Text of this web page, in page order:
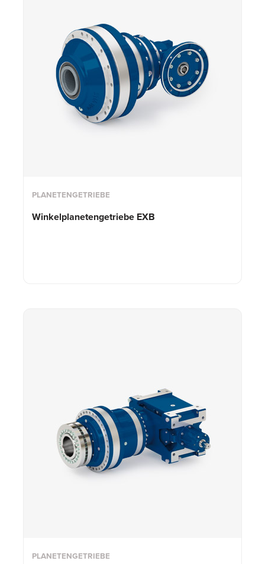
PLANETENGETRIEBE
Winkelplanetengetriebe EXB
PLANETENGETRIEBE